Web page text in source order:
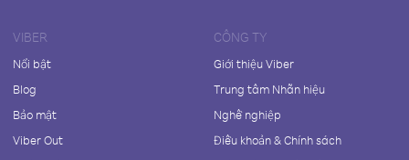
VIBER
Nổi bật
Blog
Bảo mật
Viber Out
CÔNG TY
Giới thiệu Viber
Trung tâm Nhãn hiệu
Nghề nghiệp
Điều khoản & Chính sách